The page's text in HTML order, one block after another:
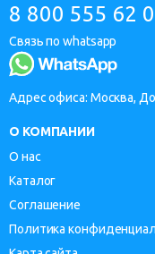
8 800 555 62
Связь по whatsapp
Адрес офиса: Москва,
О КОМПАНИИ
О нас
Каталог
Соглашение
Политика